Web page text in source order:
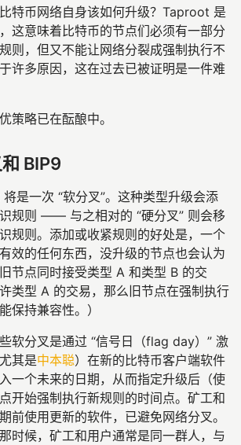
特币网络自身该如何升级？Taproot 是
这意味着比特币的节点们必须有一部分
则，但又不能让网络分裂成强制执行不
许多原因，这在过去已被证明是一件难
策略已在酝酿中。
BIP9
是一次 “软分叉”。这种类型升级会添
规则 —— 与之相对的 “硬分叉” 则会移
规则。添加或收紧规则的好处是，一个
效的任何东西，没升级的节点也会认为
节点同时接受类型 A 和类型 B 的交
类型 A 的交易，那么旧节点在强制执行
保持兼容性。）
软分叉是通过 “信号日（flag day）” 激
其是中本聪）在新的比特币客户端软件
一个未来的日期，从而指定升级后（使
开始强制执行新规则的时间点。矿工和
前使用更新的软件，已避免网络分叉。
时候，矿工和用户通常是同一群人，与